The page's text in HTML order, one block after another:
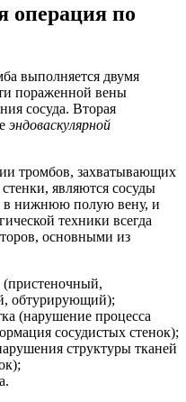
операция по
выполняется двумя
пораженной вены
сосуда. Вторая
эндоваскулярной
тромбов, захватывающих
являются сосуды
в нижнюю полую вену, и
техники всегда
основными из
обтурирующий);
(нарушение процесса
сосудистых стенок);
структуры тканей